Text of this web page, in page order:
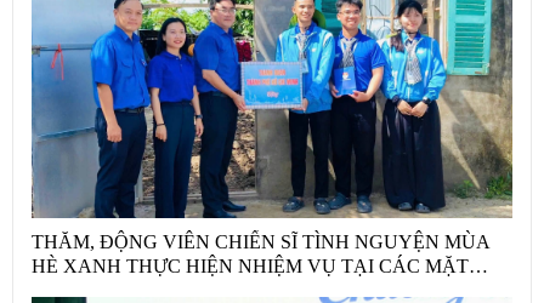
THĂM, ĐỘNG VIÊN CHIẾN SĨ TÌNH NGUYỆN MÙA
HÈ XANH THỰC HIỆN NHIỆM VỤ TẠI CÁC MẶT